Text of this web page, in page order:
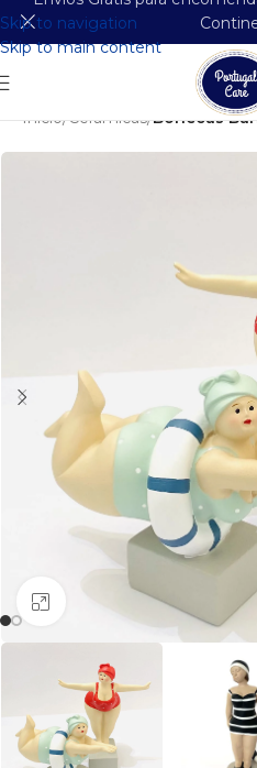
Skip to navigation
Skip to main content
Início Cerâmicas Bonecas
Click to enlarge